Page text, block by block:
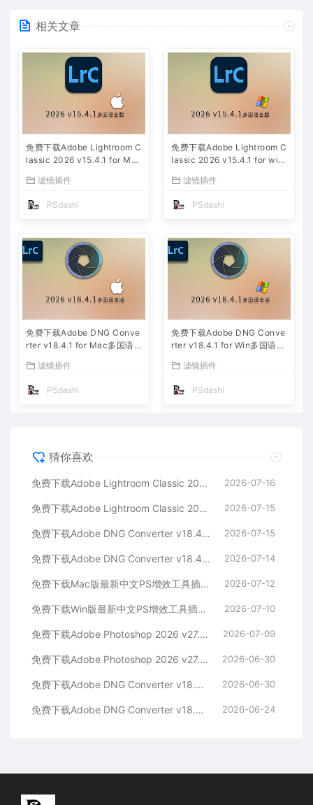
相关文章
免费下载Adobe Lightroom C
lassic 2026 v15.4.1 for Mac
安装包摄影后期照片图片编辑
工具
滤镜插件
PSdashi
免费下载Adobe Lightroom C
lassic 2026 v15.4.1 for win
安装包摄影后期照片图片编辑
工具
滤镜插件
PSdashi
免费下载Adobe DNG Conve
rter v18.4.1 for Mac多国语
照片格式转换器Lrc数字负片P
S插件软件工具
滤镜插件
PSdashi
免费下载Adobe DNG Conve
rter v18.4.1 for Win多国语言
片格式转换器Lrc数字负片PS
插件软件工具
滤镜插件
PSdashi
猜你喜欢
免费下载Adobe Lightroom Classic 2026 v15.4.1 for Mac多国语言版中文LrC软件激活安装包摄影后期照片图片编辑工具 2026-07-16
免费下载Adobe Lightroom Classic 2026 v15.4.1 for win多国语言版中文LrC软件激活安装包摄影后期照片图片编辑工具 2026-07-15
免费下载Adobe DNG Converter v18.4.1 for Mac多国语言中文版安装包图片RAW相机照片格式转换器Lrc数字负片PS插件软件工具 2026-07-15
免费下载Adobe DNG Converter v18.4.1 for Win多国语言中文版安装包图片RAW相机照片格式转换器Lrc数字负片PS插件软件工具 2026-07-14
免费下载Mac版最新中文PS增效工具插件Adobe Camera Raw 2026 ACR v18.4.1 摄影后期一键安装包预设Lrc照片文件文档格式打开处理编辑 2026-07-12
免费下载Win版最新中文PS增效工具插件Adobe Camera Raw 2026 ACR v18.4.1 摄影后期一键安装包预设Lrc照片文件文档格式打开处理编辑 2026-07-10
免费下载Adobe Photoshop 2026 v27.8.0.13 for MAC多国语言版正式中文最新PS软件激活一键安装包Ai智能修图设计师平面设计工具 2026-07-09
免费下载Adobe Photoshop 2026 v27.8.0.13 for win多国语言版正式中文最新PS软件激活一键安装包Ai智能修图设计师平面设计工具 2026-06-30
免费下载Adobe DNG Converter v18.4.0 for Mac多国语言中文版安装包图片RAW相机照片格式转换器Lrc数字负片PS插件软件工具 2026-06-30
免费下载Adobe DNG Converter v18.4.0 for Win多国语言中文版安装包图片RAW相机照片格式转换器Lrc数字负片PS插件软件工具 2026-06-24